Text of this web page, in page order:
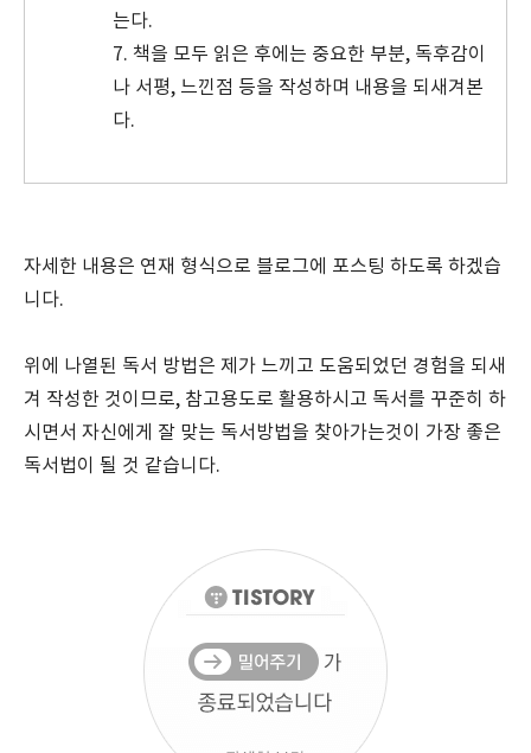
는다.
7. 책을 모두 읽은 후에는 중요한 부분, 독후감이
나 서평, 느낀점 등을 작성하며 내용을 되새겨본
다.
자세한 내용은 연재 형식으로 블로그에 포스팅 하도록 하겠습
니다.
위에 나열된 독서 방법은 제가 느끼고 도움되었던 경험을 되새
겨 작성한 것이므로, 참고용도로 활용하시고 독서를 꾸준히 하
시면서 자신에게 잘 맞는 독서방법을 찾아가는것이 가장 좋은
독서법이 될 것 같습니다.